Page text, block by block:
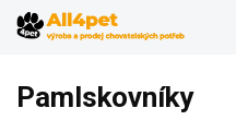
Prejsť
Pamlskovníky